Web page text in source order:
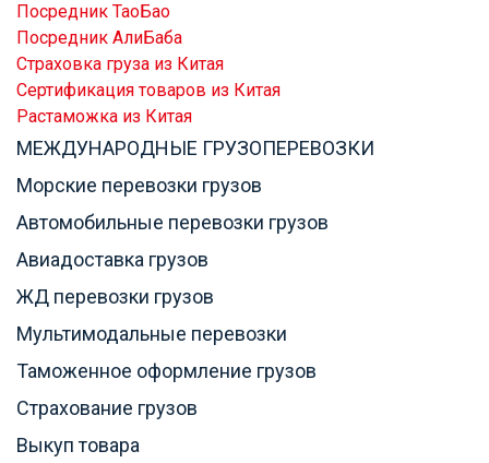
Посредник ТаоБао
Посредник АлиБаба
Страховка груза из Китая
Сертификация товаров из Китая
Растаможка из Китая
МЕЖДУНАРОДНЫЕ ГРУЗОПЕРЕВОЗКИ
Морские перевозки грузов
Автомобильные перевозки грузов
Авиадоставка грузов
ЖД перевозки грузов
Мультимодальные перевозки
Таможенное оформление грузов
Страхование грузов
Выкуп товара